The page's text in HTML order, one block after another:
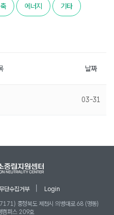
에너지 기타
날짜
03-31
단수집거부 Login
충청북도 제천시 의병대로 68 (명동)
캠퍼스 209호